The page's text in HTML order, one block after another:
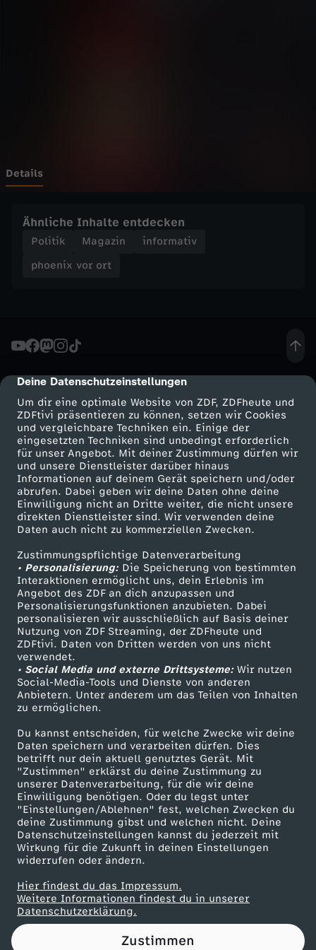
cmp-dialog-description
Deine Datenschutzeinstellungen
Um dir eine optimale Website von ZDF, ZDFheute und
ZDFtivi präsentieren zu können, setzen wir Cookies
und vergleichbare Techniken ein. Einige der
eingesetzten Techniken sind unbedingt erforderlich
für unser Angebot. Mit deiner Zustimmung dürfen wir
und unsere Dienstleister darüber hinaus
Informationen auf deinem Gerät speichern und/oder
abrufen. Dabei geben wir deine Daten ohne deine
Einwilligung nicht an Dritte weiter, die nicht unsere
direkten Dienstleister sind. Wir verwenden deine
Daten auch nicht zu kommerziellen Zwecken.
Zustimmungspflichtige Datenverarbeitung
• Personalisierung:Die Speicherung von bestimmten
Interaktionen ermöglicht uns, dein Erlebnis im
Angebot des ZDF an dich anzupassen und
Personalisierungsfunktionen anzubieten. Dabei
personalisieren wir ausschließlich auf Basis deiner
Nutzung von ZDF Streaming, der ZDFheute und
ZDFtivi. Daten von Dritten werden von uns nicht
verwendet.
• Social Media und externe Drittsysteme:Wir nutzen
Social-Media-Tools und Dienste von anderen
Anbietern. Unter anderem um das Teilen von Inhalten
zu ermöglichen.
Du kannst entscheiden, für welche Zwecke wir deine
Daten speichern und verarbeiten dürfen. Dies
betrifft nur dein aktuell genutztes Gerät. Mit
"Zustimmen" erklärst du deine Zustimmung zu
unserer Datenverarbeitung, für die wir deine
Einwilligung benötigen. Oder du legst unter
"Einstellungen/Ablehnen" fest, welchen Zwecken du
deine Zustimmung gibst und welchen nicht. Deine
Datenschutzeinstellungen kannst du jederzeit mit
Wirkung für die Zukunft in deinen Einstellungen
widerrufen oder ändern.
Hier findest du das Impressum.
Weitere Informationen findest du in unserer
Datenschutzerklärung.
Zustimmen
t
S
e
n
s
k
y
j
u
n
d
C
o
s
t
a
v
o
r
d
Details
Ähnliche Inhalte entdecken
Politik Magazin
informativ
phoenix vor ort
Mehr ZDF
ZDF-Apps
Smart TV
ZDFtext
Livestreams
Sendungen A-Z
TV-Programm
Service
ZDFmitreden
Kontakt zum ZDF
Tickets
Zuschauerservice
Hilfe
ZDF Unternehmen
Karriere
ZDF goes Schule
Werbefernsehen
Mainzelmännchen
Partner